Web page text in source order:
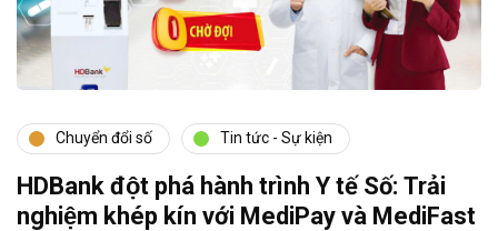
Chuyển đổi số Tin tức - Sự kiện
HDBank đột phá hành trình Y tế Số: Trải
nghiệm khép kín với MediPay và MediFast